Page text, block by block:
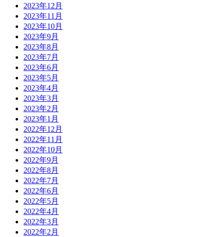
2023年12月
2023年11月
2023年10月
2023年9月
2023年8月
2023年7月
2023年6月
2023年5月
2023年4月
2023年3月
2023年2月
2023年1月
2022年12月
2022年11月
2022年10月
2022年9月
2022年8月
2022年7月
2022年6月
2022年5月
2022年4月
2022年3月
2022年2月